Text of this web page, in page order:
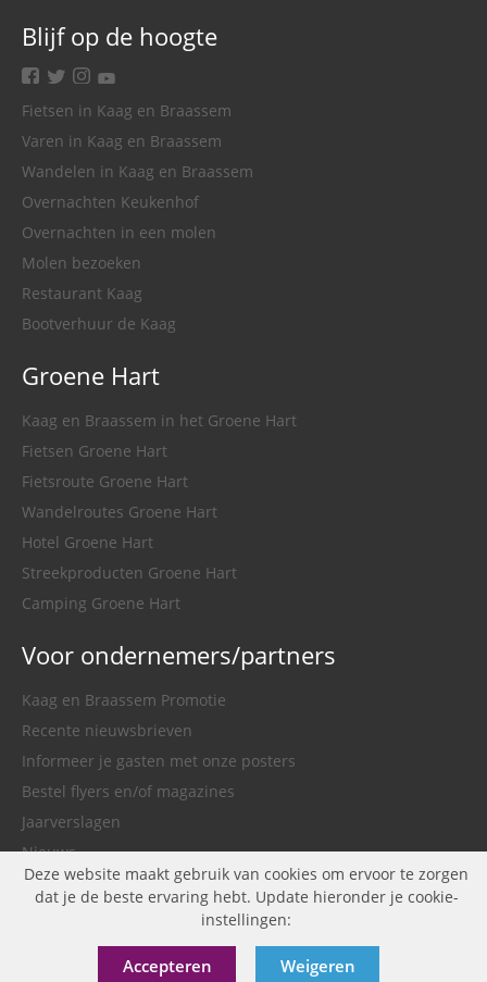
Deze website maakt gebruik van cookies om ervoor te zorgen
dat je de beste ervaring hebt. Update hieronder je cookie-
instellingen:
Accepteren Weigeren
Blijf op de hoogte
facebook
twitterinstagram
youtube
Fietsen in Kaag en Braassem
Varen in Kaag en Braassem
Wandelen in Kaag en Braassem
Overnachten Keukenhof
Overnachten in een molen
Molen bezoeken
Restaurant Kaag
Bootverhuur de Kaag
Groene Hart
Kaag en Braassem in het Groene Hart
Fietsen Groene Hart
Fietsroute Groene Hart
Wandelroutes Groene Hart
Hotel Groene Hart
Streekproducten Groene Hart
Camping Groene Hart
Voor ondernemers/partners
Kaag en Braassem Promotie
Recente nieuwsbrieven
Informeer je gasten met onze posters
Bestel flyers en/of magazines
Jaarverslagen
Nieuws
Gemeente Kaag en Braassem